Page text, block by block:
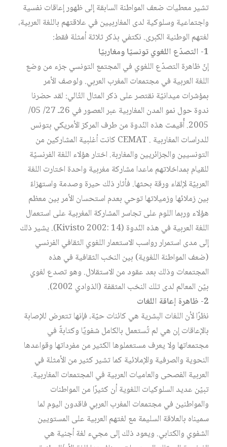
تشير معطيات ضعف المواطنة السابقة إلى ظهور إعاقات نفسية
واجتماعية وسلوكية لدى المغاربيين في علاقتهم باللغة العربية،
لغتهم الوطنية الكبرى. نكتفي بذكر ثلاثة أمثلة فقط:
1- التصدّع اللغوي تونسيّا ومغاربيّا
إنّ ظاهرة التصدّع اللغوي في المجتمع التونسي جزء من وضع
اللغة العربية في مجتمعات المغرب العربي. ولوصف الأمر
بمؤشرات ميدانيّة نقتصر على ذكر المثال التّالي: لقد حضرنا
ندوة حول نمو المدن المغاربية عبر العصور في 26ـ 27/ 05/
2005. أُقيمت هذه النّدوة من طرف المركز الأمريكي بتونس
للدراسات المغاربية . CEMAT كانت أغلبية المشاركين من
التونسيين والجزائريين والمغاربة. اختار هؤلاء اللغة الفرنسيّة
للقيام بمداخلاتهم ماعدا مشاركة مغربية واحدة اختارت اللغة
العربيّة لإلقاء ورقة بحثها. فأثار ذلك حيرة وصدمة واستهزاءً
بين زملائها وزميلاتها توحي بعدم استحسان الأمر بين معظم
هؤلاء وربما اللوم على تجاسر المشاركة المغربية على استعمال
اللغة العربية في هذه النّدوة (Kivisto 2002: 14). يشير ذلك
إلى مدى استمرار رواسب الاستعمار اللغوي الثقافي الفرنسي
(ضعف المواطنة اللغوية) بين النخب الثقافية في هذه
المجتمعات وذلك بعد عقود من الاستقلال. وهو تصدع لغوي
بيّن المعالم لدى تلك النخب المثقفة (الذوادي 2002).
2- ظاهرة إعاقة اللغات
نظرًا لأن اللغات البشرية هي كائنات حيّة، فإنها تتعرض للإصابة
بالإعاقات إن هي لم تُستعمل بالكامل شفويًا وكتابةً في
مجتمعاتها ولا يعرف مستعملوها الكثير من مفرداتها وقواعدها
النحوية والصرفية والإملائية كما تشير كثير من الأمثلة في
العربية الفصحى والعاميات العربية في المجتمعات المغاربية.
تبيّن عديد السلوكيات اللغوية أن كثيرًا من المواطنات
والمواطنين في مجتمعات المغرب العربي فاقدون اليوم لما
سميناه بالعلاقة السليمة مع لغتهم العربية على المستويين
الشفوي والكتابي. ويعود ذلك إلى مجيء لغة أجنية هي